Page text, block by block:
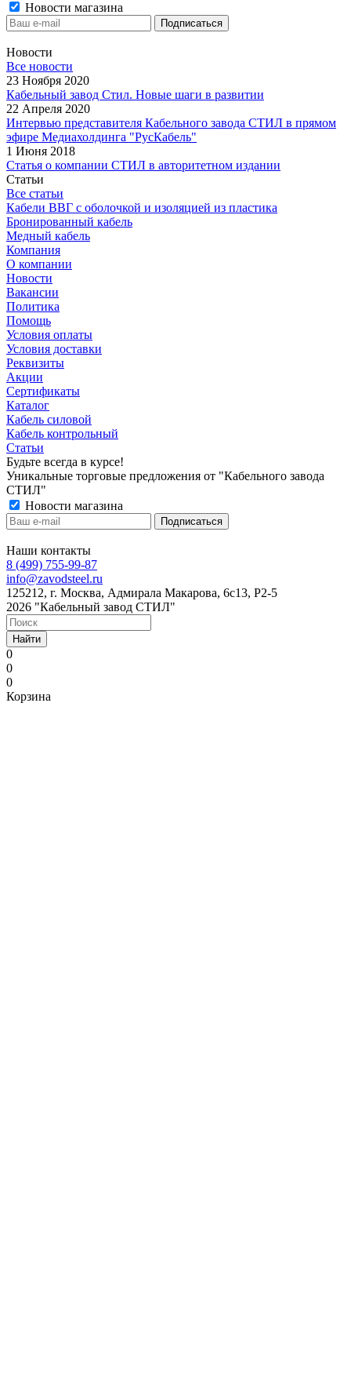
Новости магазина
Новости
Все новости
23 Ноября 2020
Кабельный завод Стил. Новые шаги в развитии
22 Апреля 2020
Интервью представителя Кабельного завода СТИЛ в прямом
эфире Медиахолдинга "РусКабель"
1 Июня 2018
Статья о компании СТИЛ в авторитетном издании
Статьи
Все статьи
Кабели ВВГ с оболочкой и изоляцией из пластика
Бронированный кабель
Медный кабель
Компания
О компании
Новости
Вакансии
Политика
Помощь
Условия оплаты
Условия доставки
Реквизиты
Акции
Сертификаты
Каталог
Кабель силовой
Кабель контрольный
Статьи
Будьте всегда в курсе!
Уникальные торговые предложения от "Кабельного завода
СТИЛ"
Новости магазина
Наши контакты
8 (499) 755-99-87
info@zavodsteel.ru
125212, г. Москва, Адмирала Макарова, 6с13, Р2-5
2026 "Кабельный завод СТИЛ"
Найти
0
0
0
Корзина